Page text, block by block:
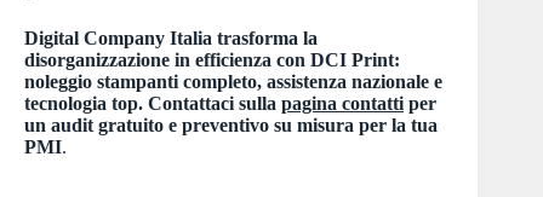
Digital Company Italia trasforma la
disorganizzazione in efficienza con DCI Print:
noleggio stampanti completo, assistenza nazionale e
tecnologia top. Contattaci sulla pagina contattiper
un audit gratuito e preventivo su misura per la tua
PMI.